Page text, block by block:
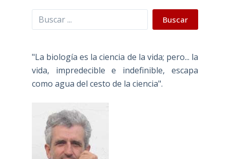
Buscar Buscar
"La biología es la ciencia de la vida; pero... la
vida, impredecible e indefinible, escapa
como agua del cesto de la ciencia".